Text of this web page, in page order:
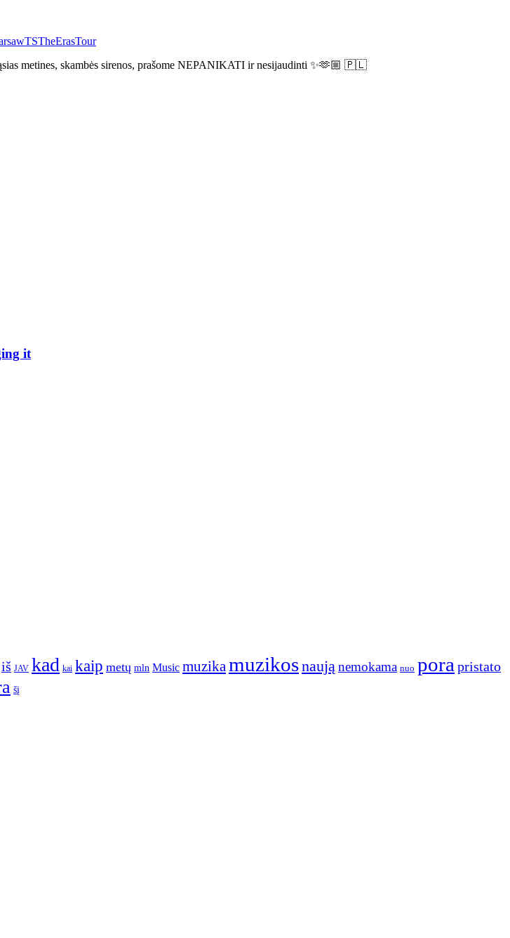
metines, skambės sirenos, prašome NEPANIKATI ir nesijaudinti ✨🫶🏼 🇵🇱
it
iš JAV kad kai kaip metų mln Music muzikamuzikosnaująnemokama nuo pora pristato
šį